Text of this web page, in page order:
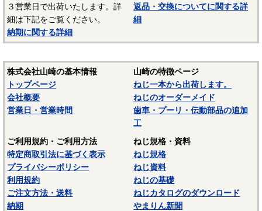
締付トルクはB0よりも小さくなります。
〇頭部形状は、ナベ・皿・丸皿・トラス・バインド等があり
ます。
・ねじの頭部形状は「ねじの頭部形状」をご参照ください。
３営業日で出荷いたします。詳
細は下記をご覧ください。
納期に関する詳細
返品・交換についてに関する詳
細
株式会社山崎の基本情報
トップページ
会社概要
営業日・営業時間
山崎の特徴ページ
ねじ一本から出荷します。
ねじのオーダーメイド
歯車・プーリ・伝動部品の追加
工
ご利用規約・ご利用方法
特定商取引法に基づく表示
プライバシーポリシー
利用規約
ご注文方法・送料
納期
ねじ規格・資料
ねじ規格
ねじ資料
ねじの基礎
ねじカタログのダウンロード
やまりん新聞